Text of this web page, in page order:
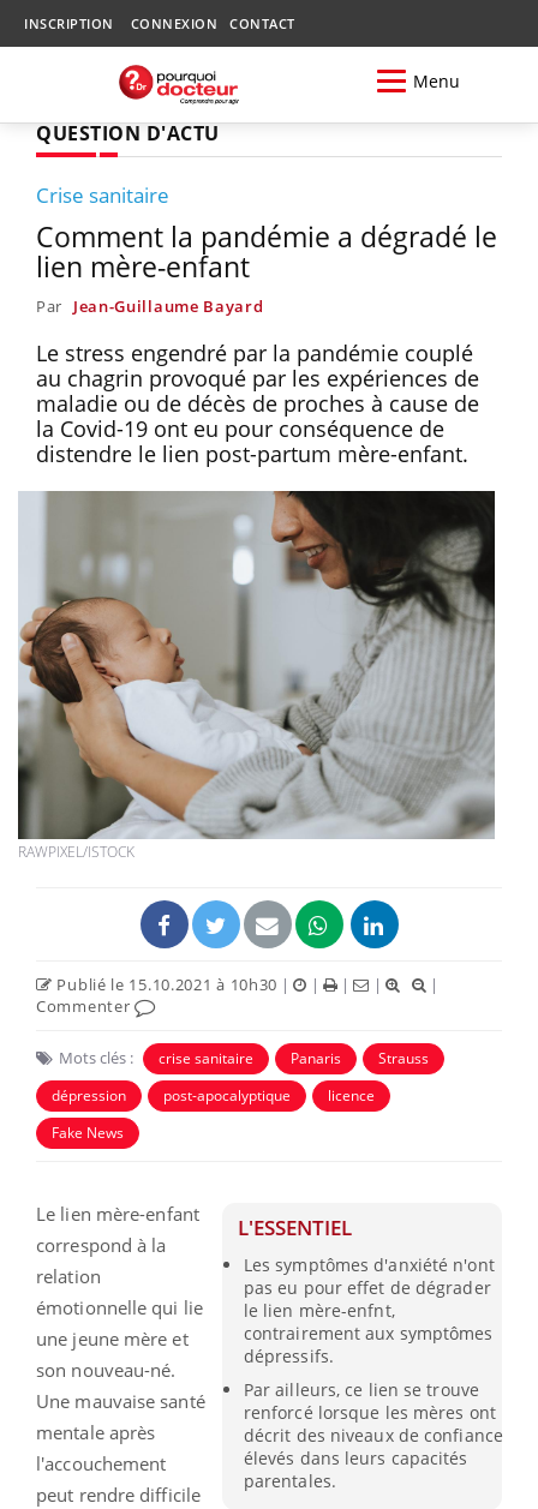
INSCRIPTION CONNEXION CONTACT
Menu
QUESTION D'ACTU
Crise sanitaire
Comment la pandémie a dégradé le
lien mère-enfant
Par Jean-Guillaume Bayard
Le stress engendré par la pandémie couplé
au chagrin provoqué par les expériences de
maladie ou de décès de proches à cause de
la Covid-19 ont eu pour conséquence de
distendre le lien post-partum mère-enfant.
RAWPIXEL/ISTOCK
Publié le 15.10.2021 à 10h30 | | | |
|
Commenter
Mots clés : crise sanitaire Panaris
Strauss
dépression
post-apocalyptique
licence
Fake News
L'ESSENTIEL
Les symptômes d'anxiété n'ont
pas eu pour effet de dégrader
le lien mère-enfnt,
contrairement aux symptômes
dépressifs.
Par ailleurs, ce lien se trouve
renforcé lorsque les mères ont
décrit des niveaux de confiance
élevés dans leurs capacités
parentales.
Le lien mère-enfant
correspond à la
relation
émotionnelle qui lie
une jeune mère et
son nouveau-né.
Une mauvaise santé
mentale après
l'accouchement
peut rendre difficile